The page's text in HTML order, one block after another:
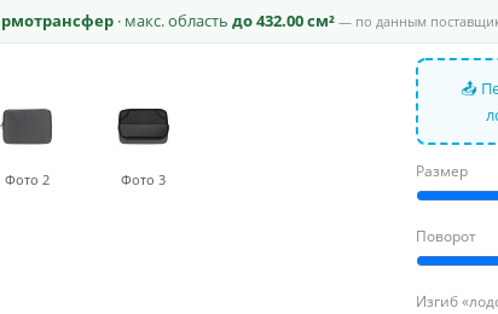
· макс. область до 432.00 см²— по данным
Фото 2 Фото 3
📤
Размер
Поворот
Изгиб